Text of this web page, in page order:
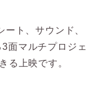
ト、サウンド、
面マルチプロジェ
る上映です。